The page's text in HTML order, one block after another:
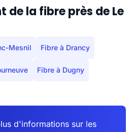
de la fibre près de Le
Mesnil Fibre à Drancy
Fibre à Dugny
d'informations sur les